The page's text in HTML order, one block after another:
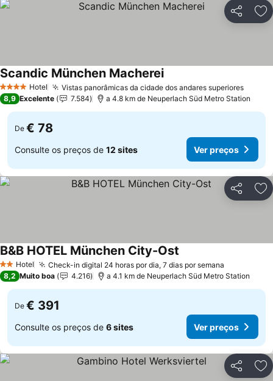
Partilhar
4 EstrelasHotel Vistas panorâmicas da cidade dos andares superioresVer
Scandic München MachereiVer preços
8,9 Excelente 7.584 a 4.8 km de Neuperlach Süd Metro Station
De € 78
Consulte os preços de 12 sites Ver preços
Partilhar
2 Estrelas
Hotel Check-in digital 24 horas por dia, 7 dias por semana
B&B HOTEL München City-Ost
8,2 Muito boa 4.216 a 4.1 km de Neuperlach Süd Metro Station
De € 391
Consulte os preços de 6 sites Ver preços
Partilhar